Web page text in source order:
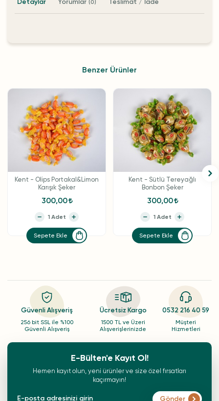
Detaylar Yorumlar (0) Teslimat / İade
Benzer Ürünler
Kent - Olips Portakal&Limon
Karışık Şeker
300,00
Sepete Ekle
Kent - Sütlü Tereyağlı
Bonbon Şeker
300,00
Sepete Ekle
Güvenli Alışveriş
256 bit SSL ile %100
Güvenli Alışveriş
Ücretsiz Kargo
1500 TL ve Üzeri
Alışverişlerinizde
0532 216 40 59
Müşteri
Hizmetleri
E-Bülten'e Kayıt Ol!
Hemen kayıt olun, yeni ürünler ve size özel fırsatları
kaçırmayın!
Gönder